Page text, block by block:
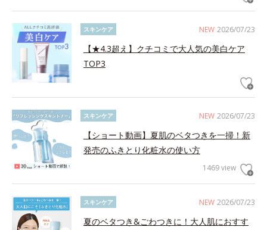
NEW 2026/07/23
スキンケア
【★4.3超え】クチコミで大人気の美白ケア
TOP3
NEW 2026/07/23
スキンケア
【ショート動画】夏肌のベタつきを一掃！新
発売のふきとり化粧水の使い方
1469 view
NEW 2026/07/23
スキンケア
夏のベタつき&ごわつきに！大人肌におすす